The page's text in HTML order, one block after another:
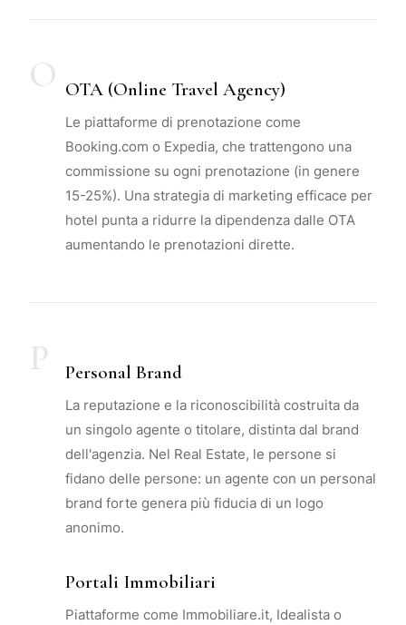
O OTA (Online Travel Agency)
Le piattaforme di prenotazione come
Booking.com o Expedia, che trattengono una
commissione su ogni prenotazione (in genere
15-25%). Una strategia di marketing efficace per
hotel punta a ridurre la dipendenza dalle OTA
aumentando le prenotazioni dirette.
P Personal Brand
La reputazione e la riconoscibilità costruita da
un singolo agente o titolare, distinta dal brand
dell'agenzia. Nel Real Estate, le persone si
fidano delle persone: un agente con un personal
brand forte genera più fiducia di un logo
anonimo.
Portali Immobiliari
Piattaforme come Immobiliare.it, Idealista o